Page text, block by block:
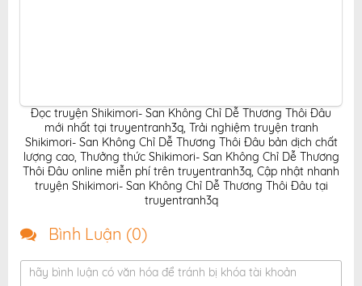
Đọc truyện Shikimori- San Không Chỉ Dễ Thương Thôi Đâu
mới nhất tại truyentranh3q, Trải nghiệm truyện tranh
Shikimori- San Không Chỉ Dễ Thương Thôi Đâu bản dịch chất
lượng cao, Thưởng thức Shikimori- San Không Chỉ Dễ Thương
Thôi Đâu online miễn phí trên truyentranh3q, Cập nhật nhanh
truyện Shikimori- San Không Chỉ Dễ Thương Thôi Đâu tại
truyentranh3q
Bình Luận (0)
hãy bình luận có văn hóa để tránh bị khóa tài khoản